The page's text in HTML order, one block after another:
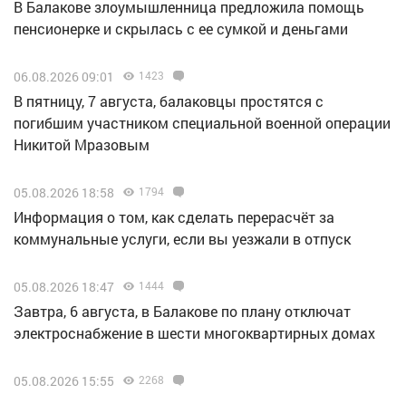
В Балакове злоумышленница предложила помощь
пенсионерке и скрылась с ее сумкой и деньгами
06.08.2026 09:01 1423
В пятницу, 7 августа, балаковцы простятся с
погибшим участником специальной военной операции
Никитой Мразовым
05.08.2026 18:58 1794
Информация о том, как сделать перерасчёт за
коммунальные услуги, если вы уезжали в отпуск
05.08.2026 18:47 1444
Завтра, 6 августа, в Балакове по плану отключат
электроснабжение в шести многоквартирных домах
05.08.2026 15:55 2268